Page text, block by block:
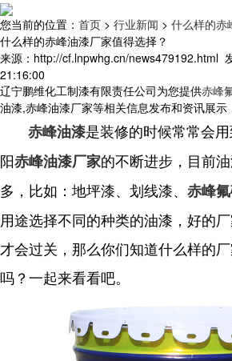
您当前的位置： 首页 > 行业新闻 > 什么样的赤
什么样的赤峰油漆厂家值得选择？
来源：http://cf.lnpwhg.cn/news479192.html
21:16:00
辽宁鹏维化工制漆有限责任公司为您提供赤峰
油漆,赤峰油漆厂家等相关信息发布和资讯展示
赤峰油漆是装修的时候常常会
阳赤峰油漆厂家的不断进步，目前
多，比如：地坪漆、划线漆、 赤峰
用途选择不同的种类的油漆，好的
才会过关，那么你们知道什么样的
吗？一起来看看吧。